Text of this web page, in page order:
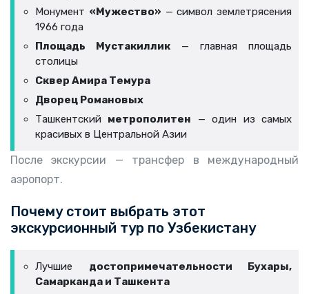
Монумент «Мужество» — символ землетрясения
1966 года
Площадь Мустакиллик — главная площадь
столицы
Сквер Амира Темура
Дворец Романовых
Ташкентский метрополитен — один из самых
красивых в Центральной Азии
После экскурсии — трансфер в международный
аэропорт.
Почему стоит выбрать этот
экскурсионный тур по Узбекистану
Лучшие достопримечательности Бухары,
Самарканда и Ташкента